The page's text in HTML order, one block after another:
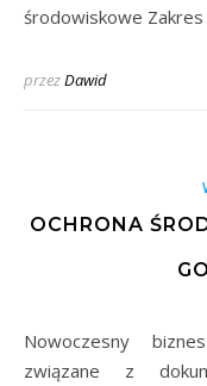
środowiskowe
przezDawid
OCHRONA
Nowoczesny biznes obejmuje również zagadnienia
związane z